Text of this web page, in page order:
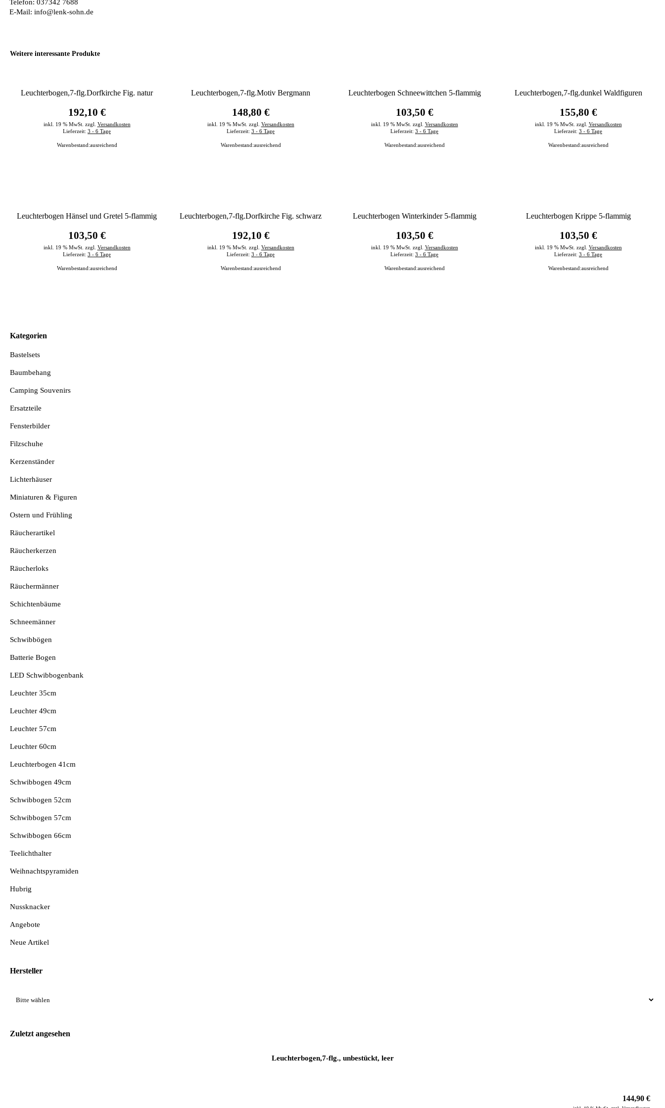
Telefon: 037342 7688
E-Mail: info@lenk-sohn.de
Weitere interessante Produkte
Leuchterbogen,7-flg.Dorfkirche Fig. natur
192,10 €
inkl. 19 % MwSt. zzgl. Versandkosten
Lieferzeit: 3 - 6 Tage
Warenbestand:ausreichend
Leuchterbogen,7-flg.Motiv Bergmann
148,80 €
inkl. 19 % MwSt. zzgl. Versandkosten
Lieferzeit: 3 - 6 Tage
Warenbestand:ausreichend
Leuchterbogen Schneewittchen 5-flammig
103,50 €
inkl. 19 % MwSt. zzgl. Versandkosten
Lieferzeit: 3 - 6 Tage
Warenbestand:ausreichend
Leuchterbogen,7-flg.dunkel Waldfiguren
155,80 €
inkl. 19 % MwSt. zzgl. Versandkosten
Lieferzeit: 3 - 6 Tage
Warenbestand:ausreichend
Leuchterbogen Hänsel und Gretel 5-flammig
103,50 €
inkl. 19 % MwSt. zzgl. Versandkosten
Lieferzeit: 3 - 6 Tage
Warenbestand:ausreichend
Leuchterbogen,7-flg.Dorfkirche Fig. schwarz
192,10 €
inkl. 19 % MwSt. zzgl. Versandkosten
Lieferzeit: 3 - 6 Tage
Warenbestand:ausreichend
Leuchterbogen Winterkinder 5-flammig
103,50 €
inkl. 19 % MwSt. zzgl. Versandkosten
Lieferzeit: 3 - 6 Tage
Warenbestand:ausreichend
Leuchterbogen Krippe 5-flammig
103,50 €
inkl. 19 % MwSt. zzgl. Versandkosten
Lieferzeit: 3 - 6 Tage
Warenbestand:ausreichend
Kategorien
Bastelsets
Baumbehang
Camping Souvenirs
Ersatzteile
Fensterbilder
Filzschuhe
Kerzenständer
Lichterhäuser
Miniaturen & Figuren
Ostern und Frühling
Räucherartikel
Räucherkerzen
Räucherloks
Räuchermänner
Schichtenbäume
Schneemänner
Schwibbögen
Batterie Bogen
LED Schwibbogenbank
Leuchter 35cm
Leuchter 49cm
Leuchter 57cm
Leuchter 60cm
Leuchterbogen 41cm
Schwibbogen 49cm
Schwibbogen 52cm
Schwibbogen 57cm
Schwibbogen 66cm
Teelichthalter
Weihnachtspyramiden
Hubrig
Nussknacker
Angebote
Neue Artikel
Hersteller
Zuletzt angesehen
Leuchterbogen,7-flg., unbestückt, leer
144,90 €